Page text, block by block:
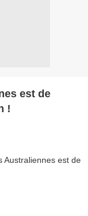
est de
!